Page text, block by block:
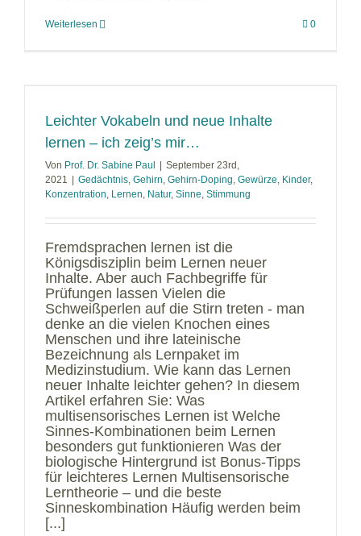
Weiterlesen 0
Leichter Vokabeln und neue Inhalte
lernen – ich zeig’s mir…
Von Prof. Dr. Sabine Paul
September 23rd,
2021
Gedächtnis, Gehirn, Gehirn-Doping, Gewürze, Kinder,
Konzentration, Lernen, Natur, Sinne, Stimmung
Fremdsprachen lernen ist die
Königsdisziplin beim Lernen neuer
Inhalte. Aber auch Fachbegriffe für
Prüfungen lassen Vielen die
Schweißperlen auf die Stirn treten - man
denke an die vielen Knochen eines
Menschen und ihre lateinische
Bezeichnung als Lernpaket im
Medizinstudium. Wie kann das Lernen
neuer Inhalte leichter gehen? In diesem
Artikel erfahren Sie: Was
multisensorisches Lernen ist Welche
Sinnes-Kombinationen beim Lernen
besonders gut funktionieren Was der
biologische Hintergrund ist Bonus-Tipps
für leichteres Lernen Multisensorische
Lerntheorie – und die beste
Sinneskombination Häufig werden beim
[...]